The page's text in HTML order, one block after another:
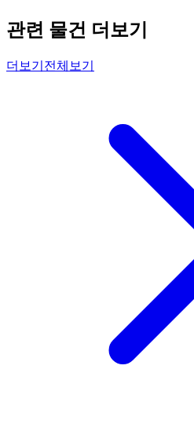
관련 물건 더보기
더보기 전체보기